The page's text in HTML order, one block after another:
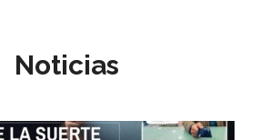
Noticias